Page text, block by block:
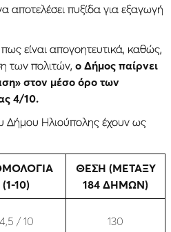
αποτελέσει πυξίδα για εξαγωγή
είναι απογοητευτικά, καθώς,
των πολιτών, ο Δήμος παίρνει
στον μέσο όρο των
4/10.
Δήμου Ηλιούπολης έχουν ως
(1-10)
ΘΕΣΗ (ΜΕΤΑΞΥ
184 ΔΗΜΩΝ)
4,5 / 10 130